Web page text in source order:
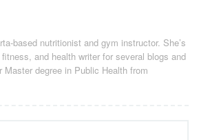
based nutritionist and gym instructor. She’s
and health writer for several blogs and
Master degree in Public Health from